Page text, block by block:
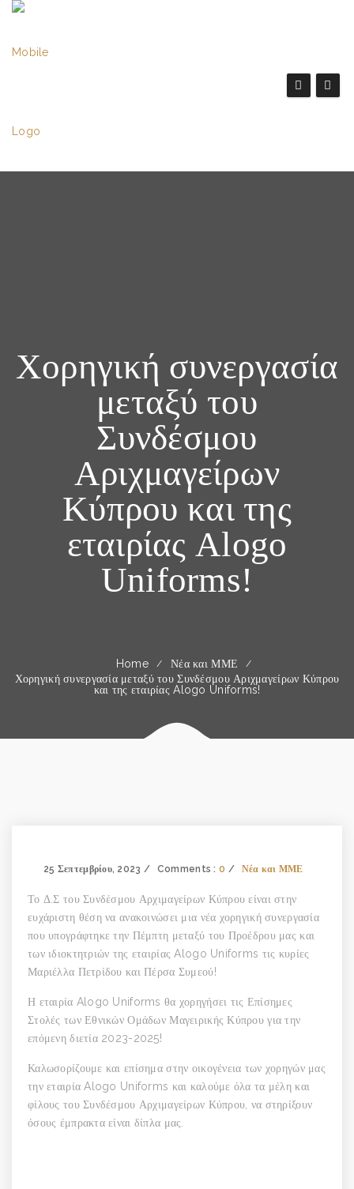
Χορηγική συνεργασία
μεταξύ του
Συνδέσμου
Αριχμαγείρων
Κύπρου και της
εταιρίας Alogo
Uniforms!
Home
Νέα και ΜΜΕ
Χορηγική συνεργασία μεταξύ του Συνδέσμου Αριχμαγείρων Κύπρου
και της εταιρίας Alogo Uniforms!
25 Σεπτεμβρίου, 2023 Comments : 0 Νέα και ΜΜΕ
Το Δ.Σ του Συνδέσμου Αρχιμαγείρων Κύπρου είναι στην
ευχάριστη θέση να ανακοινώσει μια νέα χορηγική συνεργασία
που υπογράφτηκε την Πέμπτη μεταξύ του Προέδρου μας και
των ιδιοκτητριών της εταιρίας Alogo Uniforms τις κυρίες
Μαριέλλα Πετρίδου και Πέρσα Συμεού!
Η εταιρία Alogo Uniforms θα χορηγήσει τις Επίσημες
Στολές των Εθνικών Ομάδων Μαγειρικής Κύπρου για την
επόμενη διετία 2023-2025!
Καλωσορίζουμε και επίσημα στην οικογένεια των χορηγών μας
την εταιρία Alogo Uniforms και καλούμε όλα τα μέλη και
φίλους του Συνδέσμου Αρχιμαγείρων Κύπρου, να στηρίξουν
όσους έμπρακτα είναι δίπλα μας.